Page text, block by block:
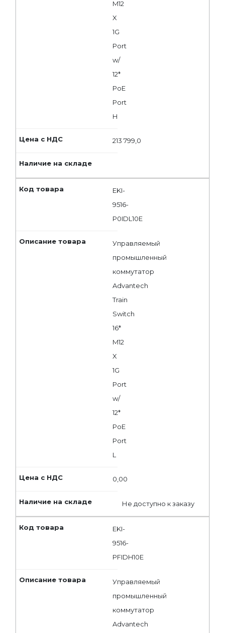
M12
X
1G
Port
w/
12*
PoE
Port
H
213 799,0
EKI-
9516-
P0IDL10E
Управляемый
промышленный
коммутатор
Advantech
Train
Switch
16*
M12
X
1G
Port
w/
12*
PoE
Port
L
0,00
Не доступно к заказу
EKI-
9516-
PFIDH10E
Управляемый
промышленный
коммутатор
Advantech